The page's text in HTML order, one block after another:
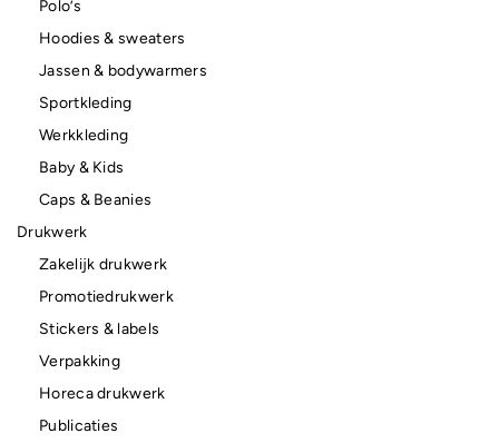
Polo’s
Hoodies & sweaters
Jassen & bodywarmers
Sportkleding
Werkkleding
Baby & Kids
Caps & Beanies
Drukwerk
Zakelijk drukwerk
Promotiedrukwerk
Stickers & labels
Verpakking
Horeca drukwerk
Publicaties